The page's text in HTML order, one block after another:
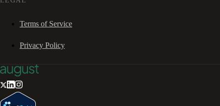
Terms of Service
Privacy Policy